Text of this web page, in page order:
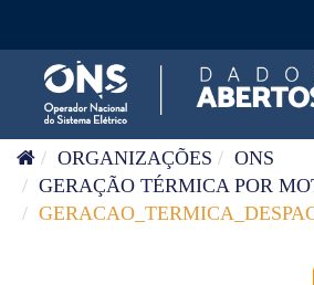
ORGANIZAÇÕES
ONS
GERAÇÃO TÉRMICA POR